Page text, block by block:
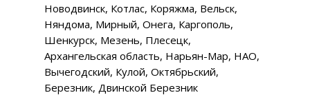
Новодвинск, Котлас, Коряжма, Вельск,
Няндома, Мирный, Онега, Каргополь,
Шенкурск, Мезень, Плесецк,
Архангельская область, Нарьян-Мар, НАО,
Вычегодский, Кулой, Октябрьский,
Березник, Двинской Березник